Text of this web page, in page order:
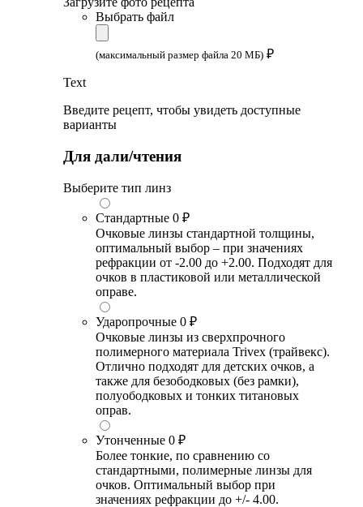
Выбрать файл
(максимальный размер файла 20 МБ) ₽
Text
Введите рецепт, чтобы увидеть доступные
варианты
Для дали/чтения
Выберите тип линз
Стандартные 0 ₽
Очковые линзы стандартной толщины,
оптимальный выбор – при значениях
рефракции от -2.00 до +2.00. Подходят для
очков в пластиковой или металлической
оправе.
Ударопрочные 0 ₽
Очковые линзы из сверхпрочного
полимерного материала Trivex (трайвекс).
Отлично подходят для детских очков, а
также для безободковых (без рамки),
полуободковых и тонких титановых
оправ.
Утонченные 0 ₽
Более тонкие, по сравнению со
стандартными, полимерные линзы для
очков. Оптимальный выбор при
значениях рефракции до +/- 4.00.